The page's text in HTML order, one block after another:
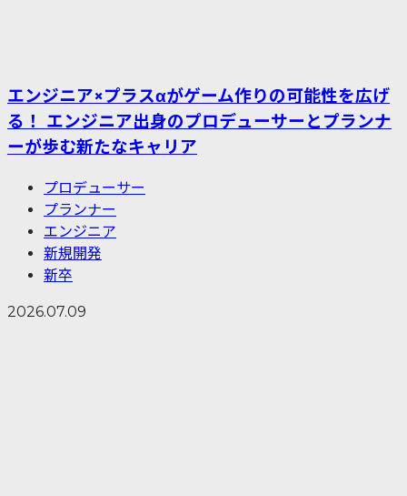
エンジニア×プラスαがゲーム作りの可能性を広げ
る！ エンジニア出身のプロデューサーとプランナ
ーが歩む新たなキャリア
プロデューサー
プランナー
エンジニア
新規開発
新卒
2026.07.09